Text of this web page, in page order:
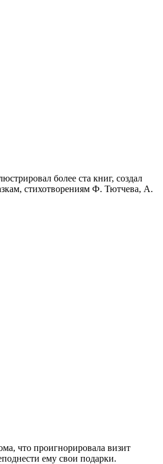
более ста книг, создал
стихотворениям Ф. Тютчева, А.
что проигнорировала визит
ему свои подарки.